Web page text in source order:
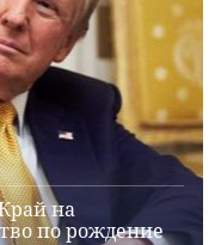
на
по рождение